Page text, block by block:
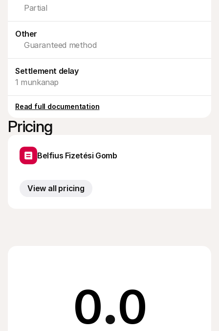
Partial
Other
Guaranteed method
Settlement delay
1 munkanap
Read full documentation
Pricing
Belfius Fizetési Gomb
View all pricing
0.0
Vásárlóknak
Tudd meg, miért szerepel a Mollie a bankszámlakivonatodon
Mollie ügyfeleknek
Lépj kapcsolatba az ügyfélszolgálatunkkal
Vedd fel a kapcsolatot az értékesítéssel
Fedezze fel, hogyan segíthetjük vállalkozását